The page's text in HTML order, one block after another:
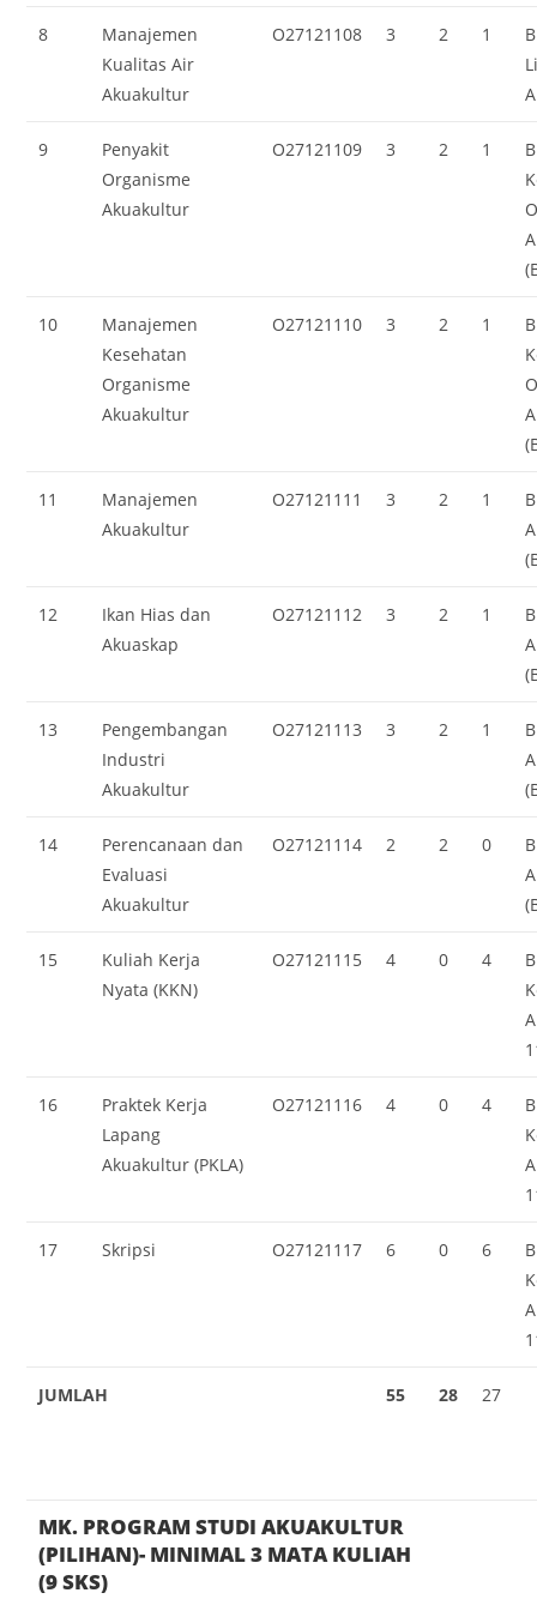
8
Manajemen
Kualitas Air
Akuakultur
O27121108 3 2 1
9
Penyakit
Organisme
Akuakultur
O27121109 3 2 1
10
Manajemen
Kesehatan
Organisme
Akuakultur
O27121110 3 2 1
11
Manajemen
Akuakultur
O27121111 3 2 1
12
Ikan Hias dan
Akuaskap
O27121112 3 2 1
13
Pengembangan
Industri
Akuakultur
O27121113 3 2 1
14
Perencanaan dan
Evaluasi
Akuakultur
O27121114 2 2 0
15
Kuliah Kerja
Nyata (KKN)
O27121115 4 0 4
16
Praktek Kerja
Lapang
Akuakultur (PKLA)
O27121116 4 0 4
17 Skripsi O27121117 6 0 6
JUMLAH 55 28 27
MK. PROGRAM STUDI AKUAKULTUR
(PILIHAN)- MINIMAL 3 MATA KULIAH
(9 SKS)